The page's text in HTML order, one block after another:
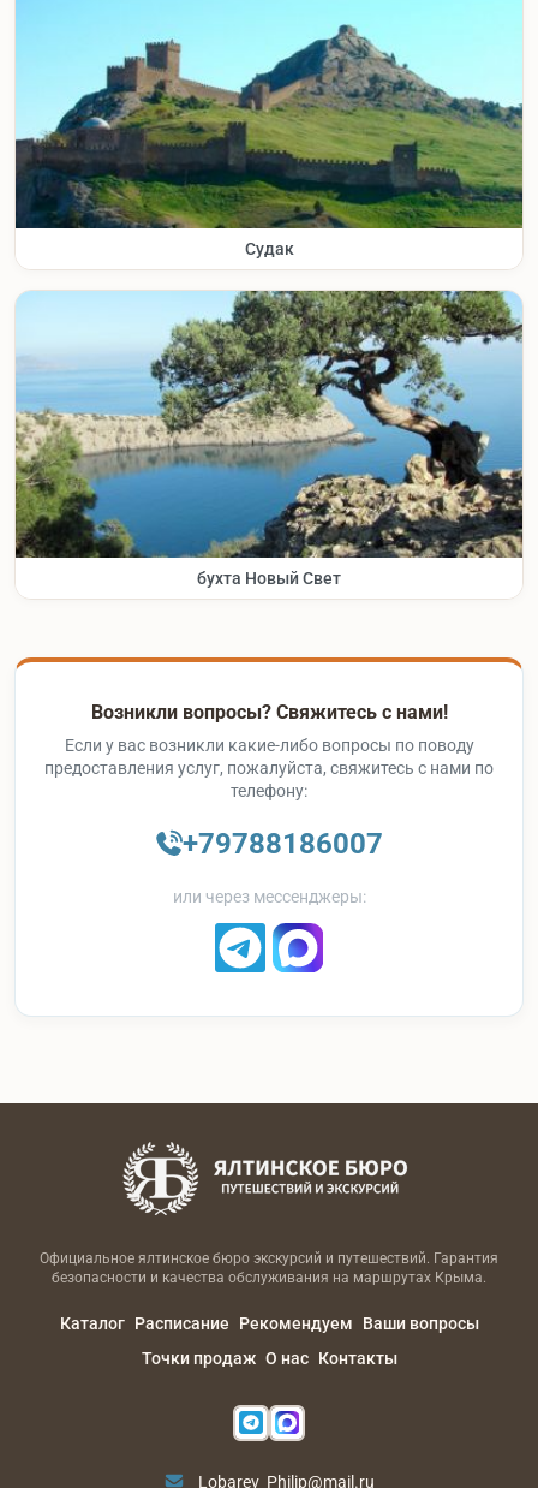
Судак
бухта Новый Свет
Возникли вопросы? Свяжитесь с нами!
Если у вас возникли какие-либо вопросы по поводу
предоставления услуг, пожалуйста, свяжитесь с нами по
телефону:
+79788186007
или через мессенджеры:
Официальное ялтинское бюро экскурсий и путешествий. Гарантия
безопасности и качества обслуживания на маршрутах Крыма.
Каталог Расписание Рекомендуем
Ваши вопросы
Точки продаж О нас Контакты
Lobarev_Philip@mail.ru